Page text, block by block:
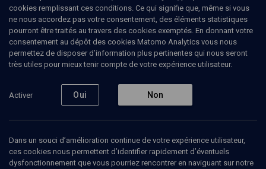
Tous 1 Vidéos 1
plurielle et
cookies remplissant ces conditions. Ce qui signifie que, même si vous
ne nous accordez pas votre consentement, des éléments statistiques
pourront être traités au travers des cookies exemptés. En donnant votre
consentement au dépôt des cookies Matomo Analytics vous nous
permettez de disposer d’information plus pertinentes qui nous seront
très utiles pour mieux tenir compte de votre expérience utilisateur.
Activer Oui Non
Dans un souci d’amélioration continue de votre expérience utilisateur,
ces cookies nous permettent d’identifier rapidement d’éventuels
dysfonctionnement que vous pourriez rencontrer en naviguant sur notre